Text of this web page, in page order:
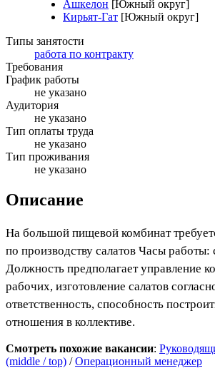
Ашкелон [Южный округ]
Кирьят-Гат [Южный округ]
Типы занятости
работа по контракту
Требования
График работы
не указано
Аудитория
не указано
Тип оплаты труда
не указано
Тип проживания
не указано
Описание
На большой пищевой комбинат
по производству салатов Часы
Должность предполагает управление
рабочих, изготовление салатов
ответственность, способность
отношения в коллективе.
Смотреть похожие вакансии:
(middle / top) /Операционный менеджер